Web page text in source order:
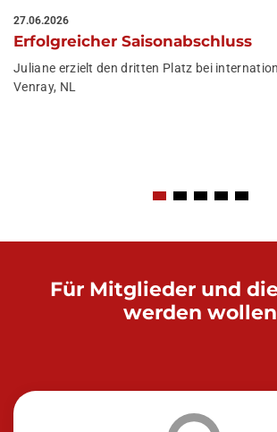
27.06.2026
Erfolgreicher Saisonabschluss
Juliane erzielt den dritten Platz bei
Venray, NL
Für Mitglieder und
werden wollen